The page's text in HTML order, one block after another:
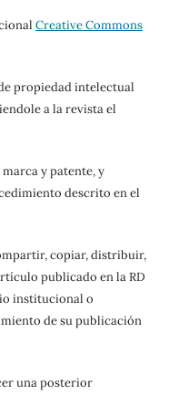
Creative Commons
propiedad intelectual
a la revista el
y patente, y
descrito en el
copiar, distribuir,
publicado en la RD
institucional o
de su publicación
una posterior